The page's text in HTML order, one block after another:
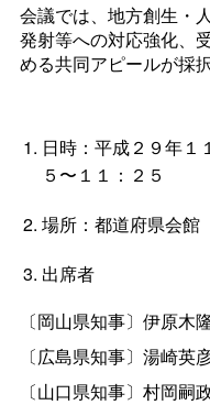
会議では、地方創生・
発射等への対応強化、
める共同アピールが採
日時： 平成２９年１
５ 〜１１：２５
場所：都道府県会館
出席者
〔岡山県知事〕伊原木
〔広島県知事〕湯崎英
〔山口県知事〕村岡嗣